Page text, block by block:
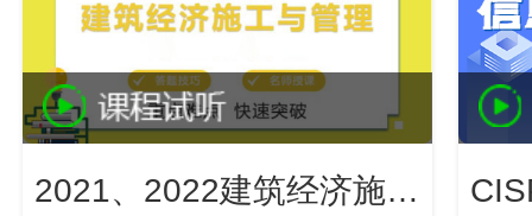
2021、2022建筑经济施工与管理（新）